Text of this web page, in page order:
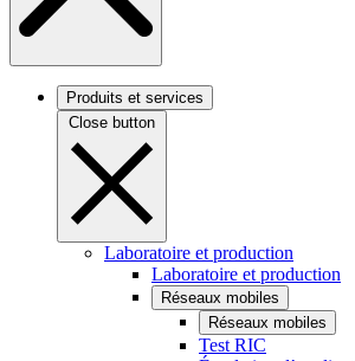
Produits et services
Close button
Laboratoire et production
Laboratoire et production
Réseaux mobiles
Réseaux mobiles
Test RIC